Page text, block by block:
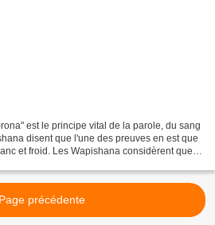
est le principe vital de la parole, du sang
disent que l'une des preuves en est que
et froid. Les Wapishana considèrent que,
précédente